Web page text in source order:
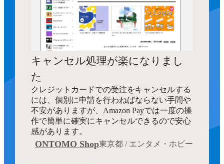
キャンセル処理が楽になりまし
た
クレジットカードでの受注をキャンセルする
には、個別に申請を行わねばならない手間や
不安がありますが、Amazon Payでは一度の操
作で簡単に確実にキャンセルできるので安心
感があります。
ONTOMO Shop東京都 / エンタメ・ホビー